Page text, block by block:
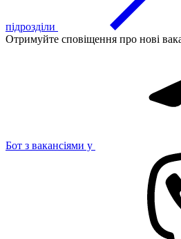
підрозділи
Отримуйте сповіщення про нові
Бот з вакансіями у